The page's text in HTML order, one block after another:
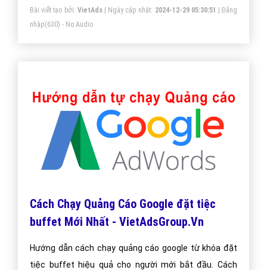
nhanh hiệu quả.
Bài viết tạo bởi: VietAds| Ngày cập nhật: 2024-12-29 05:30:51 |Đăng
nhập(630) - No Audio
Cách Chạy Quảng Cáo Google đặt tiệc
buffet Mới Nhất - VietAdsGroup.Vn
Hướng dẫn cách chạy quảng cáo google từ khóa đặt
tiệc buffet hiệu quả cho người mới bắt đầu. Cách